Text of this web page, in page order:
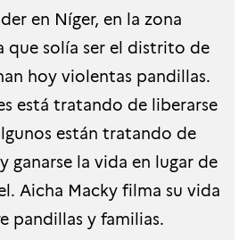
en Níger, en la zona
que solía ser el distrito de
hoy violentas pandillas.
está tratando de liberarse
están tratando de
ganarse la vida en lugar de
Aicha Macky filma su vida
pandillas y familias.